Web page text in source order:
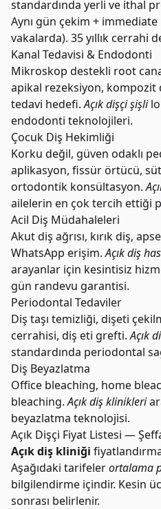
standardında yerli ve ithal
Aynı gün çekim +
vakalarda). 35 yıllık cerrahi
Kanal Tedavisi & Endodonti
Mikroskop destekli root
apikal rezeksiyon, kompozit
tedavi hedefi.Açık dişçi şişli
endodonti teknolojileri.
Çocuk Diş Hekimliği
Korku değil, güven odaklı
aplikasyon, fissür örtücü,
ortodontik konsültasyon.
ailelerin en çok tercih ettiği
Acil Diş Müdahaleleri
Akut diş ağrısı, kırık diş,
WhatsApp erişim.Açık diş
arayanlar için kesintisiz
gün randevu garantisi.
Periodontal Tedaviler
Diş taşı temizliği, dişeti
cerrahisi, diş eti grefti.Açık
standardında periodontal
Diş Beyazlatma
Office bleaching, home
bleaching.Açık diş klinikleri
beyazlatma teknolojisi.
Açık Dişçi Fiyat Listesi —
Açık diş kliniği
Aşağıdaki tarifelerortalama
bilgilendirme içindir. Kesin
sonrası belirlenir.